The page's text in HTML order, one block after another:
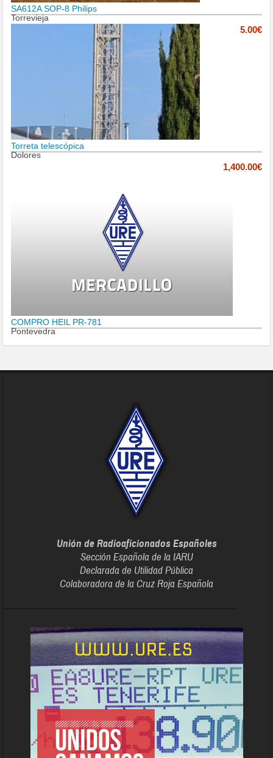
SA612A SOP-8 Philips
Torrevieja
5.00€
Torreta telescópica
Dolores
1,400.00€
COMPRO HEIL PR-781
Pontevedra
Unión de Radioaficionados Españoles
Sección Española de la IARU
Declarada de Utilidad Pública
Colaboradora de la Cruz Roja Española